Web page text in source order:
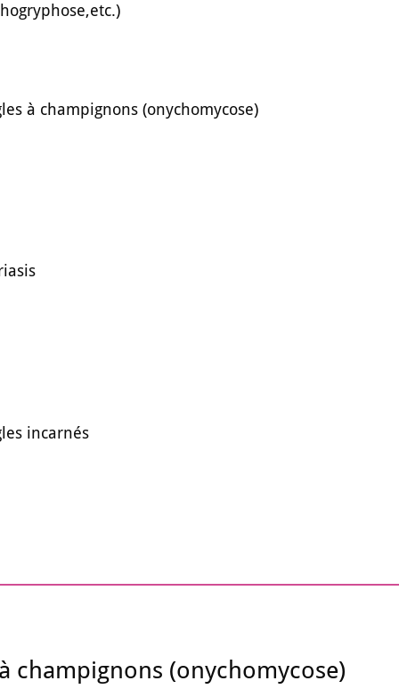
à champignons (onychomycose)
incarnés
champignons (onychomycose)